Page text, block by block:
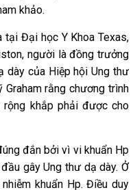
khảo.
Đại học Y Khoa Texas,
người là đồng trưởng
dày của Hiệp hội Ung thư
rằng chương trình
khắp phải được cho
đắn bởi vì vi khuẩn Hp
gây Ung thư dạ dày. Ở
khuẩn Hp. Điều duy